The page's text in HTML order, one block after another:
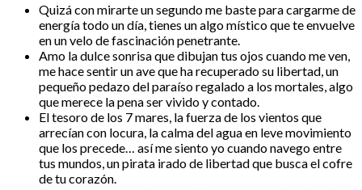
Quizá con mirarte un segundo me baste para cargarme de
energía todo un día, tienes un algo místico que te envuelve
en un velo de fascinación penetrante.
Amo la dulce sonrisa que dibujan tus ojos cuando me ven,
me hace sentir un ave que ha recuperado su libertad, un
pequeño pedazo del paraíso regalado a los mortales, algo
que merece la pena ser vivido y contado.
El tesoro de los 7 mares, la fuerza de los vientos que
arrecían con locura, la calma del agua en leve movimiento
que los precede… así me siento yo cuando navego entre
tus mundos, un pirata irado de libertad que busca el cofre
de tu corazón.